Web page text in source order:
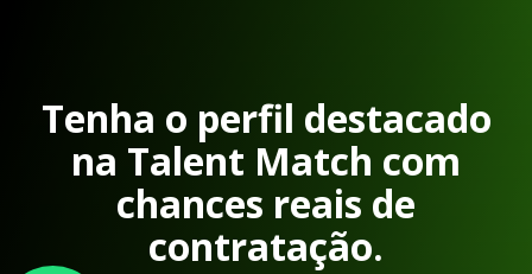
Tenha o perfil destacado
na Talent Match com
chances reais de
contratação.